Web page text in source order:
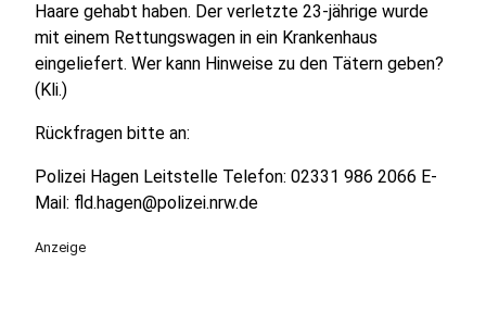
Haare gehabt haben. Der verletzte 23-jährige wurde
mit einem Rettungswagen in ein Krankenhaus
eingeliefert. Wer kann Hinweise zu den Tätern geben?
(Kli.)
Rückfragen bitte an:
Polizei Hagen Leitstelle Telefon: 02331 986 2066 E-
Mail: fld.hagen@polizei.nrw.de
Anzeige